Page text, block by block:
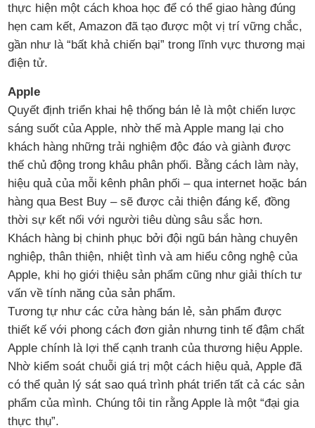
thực hiện một cách khoa học để có thể giao hàng đúng
hẹn cam kết, Amazon đã tạo được một vị trí vững chắc,
gần như là “bất khả chiến bại” trong lĩnh vực thương mại
điện tử.
Apple
Quyết định triển khai hệ thống bán lẻ là một chiến lược
sáng suốt của Apple, nhờ thế mà Apple mang lại cho
khách hàng những trải nghiệm độc đáo và giành được
thế chủ động trong khâu phân phối. Bằng cách làm này,
hiệu quả của mỗi kênh phân phối – qua internet hoặc bán
hàng qua Best Buy – sẽ được cải thiện đáng kể, đồng
thời sự kết nối với người tiêu dùng sâu sắc hơn.
Khách hàng bị chinh phục bởi đội ngũ bán hàng chuyên
nghiệp, thân thiện, nhiệt tình và am hiểu công nghệ của
Apple, khi họ giới thiệu sản phẩm cũng như giải thích tư
vấn về tính năng của sản phẩm.
Tương tự như các cửa hàng bán lẻ, sản phẩm được
thiết kế với phong cách đơn giản nhưng tinh tế đậm chất
Apple chính là lợi thế cạnh tranh của thương hiệu Apple.
Nhờ kiểm soát chuỗi giá trị một cách hiệu quả, Apple đã
có thể quản lý sát sao quá trình phát triển tất cả các sản
phẩm của mình. Chúng tôi tin rằng Apple là một “đại gia
thực thụ”.